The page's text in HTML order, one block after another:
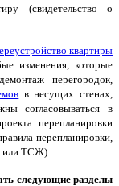
(свидетельство о
квартиры
изменения, которые
перегородок,
в несущих стенах,
согласовываться в
перепланировки
перепланировки,
или ТСЖ).
следующие разделы